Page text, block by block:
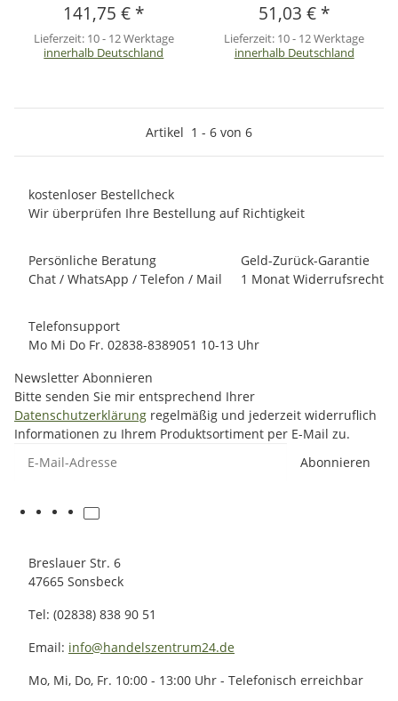
141,75 € *
Lieferzeit: 10 - 12 Werktage
innerhalb Deutschland
51,03 € *
Lieferzeit: 10 - 12 Werktage
innerhalb Deutschland
Artikel 1 - 6 von 6
kostenloser Bestellcheck
Wir überprüfen Ihre Bestellung auf Richtigkeit
Persönliche Beratung
Chat / WhatsApp / Telefon / Mail
Geld-Zurück-Garantie
1 Monat Widerrufsrecht
Telefonsupport
Mo Mi Do Fr. 02838-8389051 10-13 Uhr
Newsletter Abonnieren
Bitte senden Sie mir entsprechend Ihrer
Datenschutzerklärung regelmäßig und jederzeit widerruflich
Informationen zu Ihrem Produktsortiment per E-Mail zu.
Abonnieren
Breslauer Str. 6
47665 Sonsbeck
Tel: (02838) 838 90 51
Email: info@handelszentrum24.de
Mo, Mi, Do, Fr. 10:00 - 13:00 Uhr - Telefonisch erreichbar